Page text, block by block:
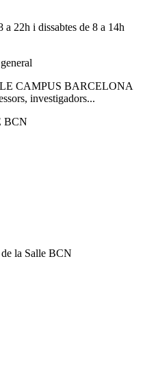
22h i dissabtes de 8 a 14h
CAMPUS BARCELONA
investigadors...
BCN
de la Salle BCN